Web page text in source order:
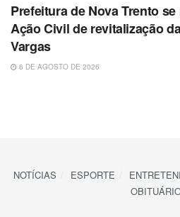
Prefeitura de Nova Trento
Ação Civil de revitalização
Vargas
6 DE AGOSTO DE 2026
NOTÍCIAS ESPORTE